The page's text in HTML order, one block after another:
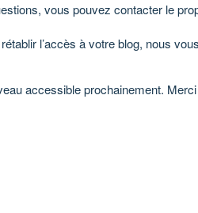
vous pouvez contacter le
l’accès à votre blog, nous
accessible prochainement.